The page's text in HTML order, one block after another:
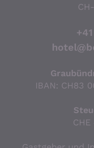
IBAN: CH83